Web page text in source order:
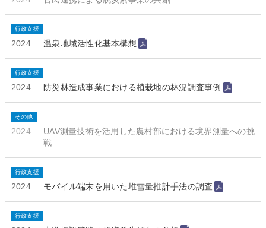
行政支援
2024 温泉地域活性化基本構想
行政支援
2024 防災林造成事業における植栽地の林況調査事例
その他
2024
UAV測量技術を活用した農村部における境界測量への挑
戦
行政支援
2024 モバイル端末を用いた堆雪量推計手法の調査
行政支援